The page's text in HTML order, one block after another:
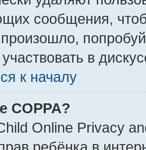
сообщения,
в
к началу
COPPA?
Online Privacy
ребёнка в